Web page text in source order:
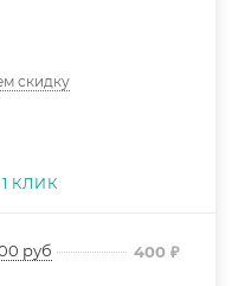
скидку
КЛИК
руб 400 ₽